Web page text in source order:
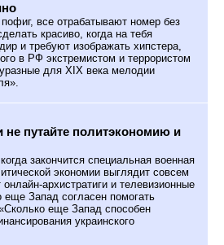
все отрабатывают номер без
красиво, когда на тебя
и требуют изображать хипстера,
в РФ экстремистом и террористом
для XIX века мелодии
не путайте политэкономию и
закончится специальная военная
экономии выглядит совсем
архистратиги и телевизионные
еще Запад согласен помогать
еще Запад способен
украинского